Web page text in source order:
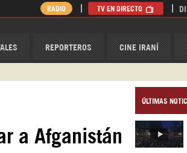
REPORTEROS CINE IRANÍ
RADIO TV EN DIRECTO
a Afganistán
ÚLTIMAS